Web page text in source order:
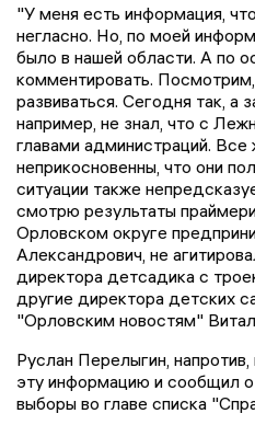
"У меня есть информация,
негласно. Но, по моей
было в нашей области. А по
комментировать.
развиваться. Сегодня так, а
например, не знал, что с
главами администраций.
неприкосновенны, что они
ситуации также
смотрю результаты
Орловском округе
Александрович, не
директора детсадика с
другие директора детских
"Орловским новостям"
Руслан Перелыгин,
эту информацию и сообщил
выборы во главе списка